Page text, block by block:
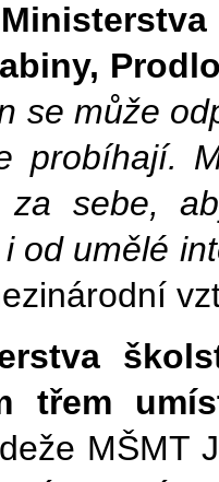
se může
probíhají.
sebe,
od umělé
třem
MŠMT